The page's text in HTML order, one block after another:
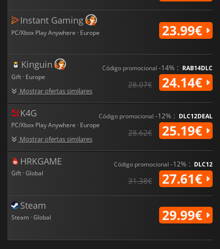
Instant Gaming
PC/Xbox Play Anywhere · Europe 23.99€
Kinguin
Gift · Europe
Mostrar ofertas similares
Código promocional -14% : RAB14DLC
28.07€ 24.14€
K4G
PC/Xbox Play Anywhere · Europe
Mostrar ofertas similares
Código promocional -12% : DLC12DEAL
28.62€ 25.19€
HRKGAME
Gift · Global
Código promocional -12% : DLC12
31.38€ 27.61€
Steam
Steam · Global 29.99€